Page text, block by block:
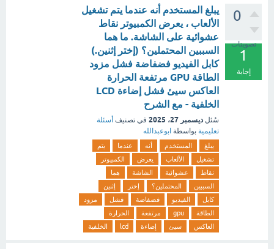
0
تصويتات
1
إجابة
يبلغ المستخدم أنه عندما يتم تشغيل
الألعاب ، يعرض الكمبيوتر نقاط
عشوائية على الشاشة. ما هما
السببين المحتملين؟ (إختر إثنين.)
كابل الفيديو فضفاضة فشل مزود
الطاقة GPU مرتفعة الحرارة
العاكس سيئ فشل إضاءة LCD
الخلفية - مع الشرح
سُئل ديسمبر 27، 2025 في تصنيف أسئلة
تعليمية بواسطة ابوعبدالله
يبلغ المستخدم أنه عندما
يتم
تشغيل
الألعاب يعرض
الكمبيوتر
نقاط
عشوائية الشاشة
هما
السببين
المحتملين؟ إختر
إثنين
كابل
الفيديو فضفاضة فشل
مزود
الطاقة
gpu مرتفعة
الحرارة
العاكس
سيئ إضاءة lcd الخلفية